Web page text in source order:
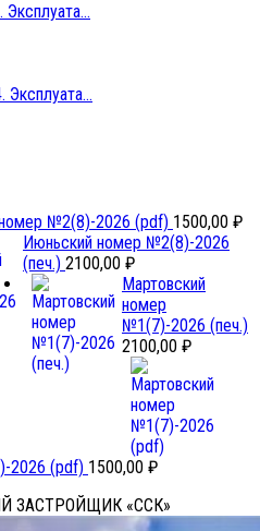
№2(8)-2026 (pdf) 1500,00 ₽
Июньский номер №2(8)-2026
(печ.) 2100,00 ₽
Мартовский
номер
№1(7)-2026 (печ.)
2100,00 ₽
2026 (pdf) 1500,00 ₽
ЗАСТРОЙЩИК «ССК»